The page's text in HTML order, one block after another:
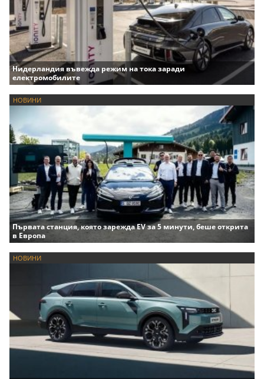
Нидерландия въвежда режим на тока заради
електромобилите
НОВИНИ
Първата станция, която зарежда EV за 5 минути, беше открита
в Европа
НОВИНИ